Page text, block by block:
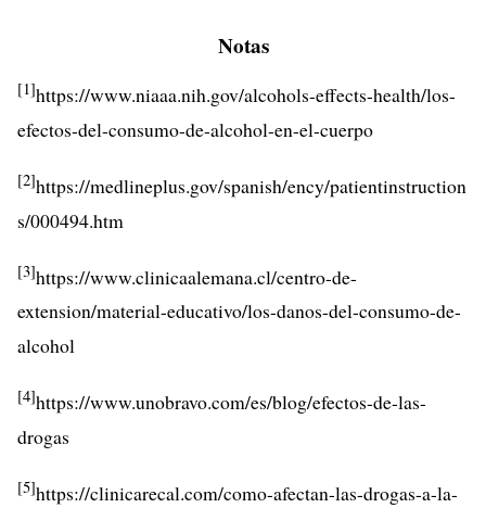
Notas
[1]https://www.niaaa.nih.gov/alcohols-effects-health/los-
efectos-del-consumo-de-alcohol-en-el-cuerpo
[2]https://medlineplus.gov/spanish/ency/patientinstruction
s/000494.htm
[3]https://www.clinicaalemana.cl/centro-de-
extension/material-educativo/los-danos-del-consumo-de-
alcohol
[4]https://www.unobravo.com/es/blog/efectos-de-las-
drogas
[5]https://clinicarecal.com/como-afectan-las-drogas-a-la-